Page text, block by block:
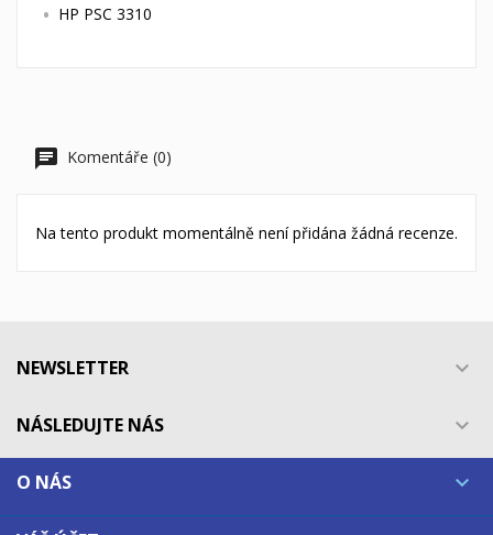
HP PSC 3310
Komentáře (0)
Na tento produkt momentálně není přidána žádná recenze.
NEWSLETTER 
NÁSLEDUJTE NÁS 
O NÁS 